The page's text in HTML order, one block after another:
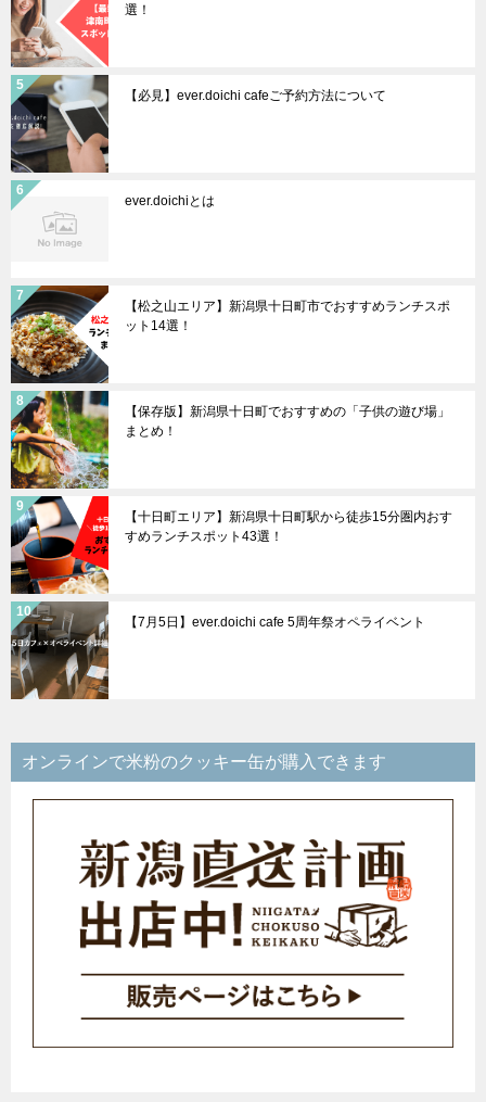
選！
【必見】ever.doichi cafeご予約方法について
ever.doichiとは
【松之山エリア】新潟県十日町市でおすすめランチスポ
ット14選！
【保存版】新潟県十日町でおすすめの「子供の遊び場」
まとめ！
【十日町エリア】新潟県十日町駅から徒歩15分圏内おす
すめランチスポット43選！
【7月5日】ever.doichi cafe 5周年祭オペライベント
オンラインで米粉のクッキー缶が購入できます